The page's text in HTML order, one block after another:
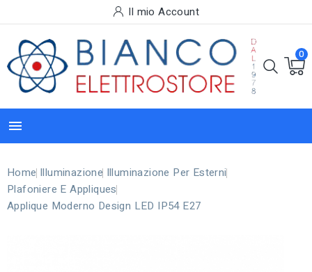
Il mio Account
0

Home Illuminazione Illuminazione Per Esterni
Plafoniere E Appliques
Applique Moderno Design LED IP54 E27